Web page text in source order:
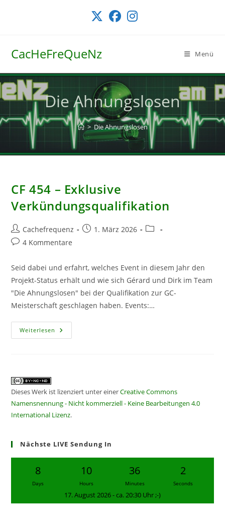
CacHeFreQueNz Menü
Die Ahnungslosen
> Die Ahnungslosen
CF 454 – Exklusive
Verkündungsqualifikation
Beitrags-
Autor:
Cachefrequenz
Beitrag1. März 2026
Beitrags-
Beitrags-
4 Kommentare
Seid dabei und erfahrt, welches Event in diesem Jahr den
Projekt-Status erhält und wie sich Gérard und Dirk im Team
"Die Ahnungslosen" bei der Qualifikation zur GC-
Meisterschaft geschlagen haben. Events:…
Weiterlesen CF
454
Dieses Werk ist lizenziert unter einerCreative Commons
Namensnennung - Nicht kommerziell - Keine Bearbeitungen 4.0
International Lizenz.
Nächste LIVE Sendung In
8
Days
10
Hours
36
Minutes
1
Second
17. August 2026 - ca. 20:30 Uhr ;-)